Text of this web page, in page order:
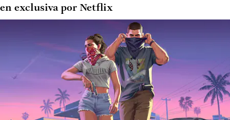
en exclusiva por Netflix